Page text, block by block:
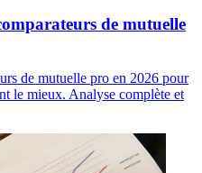
de mutuelle
de mutuelle pro en 2026 pour
le mieux. Analyse complète et